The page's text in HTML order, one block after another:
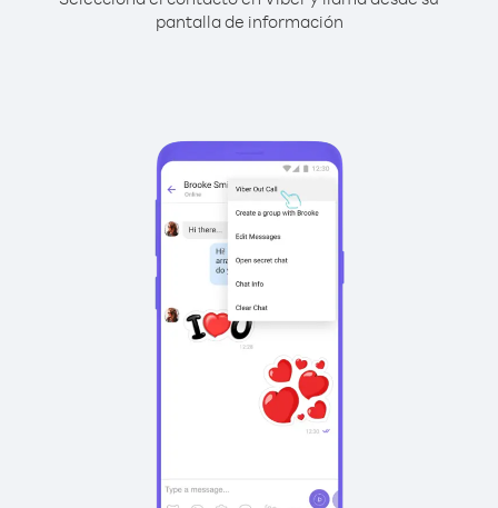
pantalla de información